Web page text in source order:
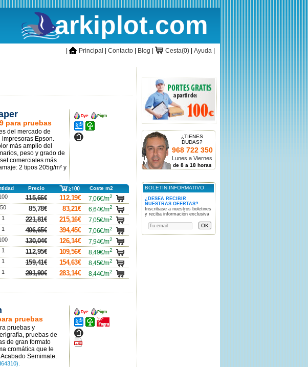
arkiplot.com
inicioPrincipal Contacto Blog CestaCesta(0) Ayuda
para pruebas
del mercado de
Epson.
más amplio del
peso y grado de
comerciales más
2 tipos 205g/m² y
Ancho
Ancho
AnchoAncho
Ancho
Precio Coste m2
115,66€ 112,19€ 7,06€/m2 carro
50 85,78€ 83,21€ 6,64€/m2 carro
1 221,81€ 215,16€ 7,05€/m2 carro
1 406,65€ 394,45€ 7,06€/m2 carro
130,04€ 126,14€ 7,94€/m2 carro
1 112,95€ 109,56€ 8,49€/m2 carro
1 159,41€ 154,63€ 8,45€/m2 carro
1 291,90€ 283,14€ 8,44€/m2 carro
pruebas
pruebas y
pruebas de
de gran formato
cromática que le
Semimate.
Ancho
Ancho
AnchoAnchoAncho
Ancho
Ficha
pdf
¿TIENES
DUDAS?
968 722 350
Lunes a Viernes
de 8 a 18 horas
BOLETIN INFORMATIVO
¿DESEA RECIBIR
NUESTRAS OFERTAS?
Inscribase a nuestros boletines
y reciba información exclusiva